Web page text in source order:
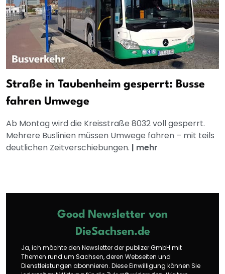
Straße in Taubenheim gesperrt: Busse
fahren Umwege
Ab Montag wird die Kreisstraße 8032 voll gesperrt.
Mehrere Buslinien müssen Umwege fahren – mit teils
deutlichen Zeitverschiebungen. | mehr
Good Newsletter von
DieSachsen.de
Ja, ich möchte den Newsletter der publizer GmbH mit
Themen rund um Sachsen, deren Webseiten und
Dienstleistungen abonnieren. Diese Einwilligung können Sie